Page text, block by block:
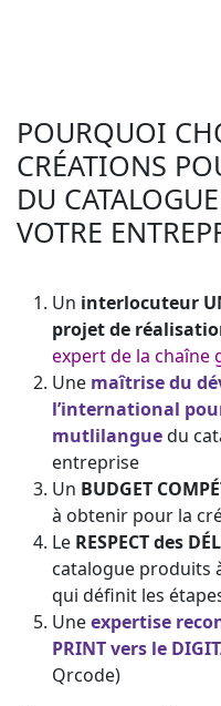
POURQUOI
CRÉATIONS
DU
VOTRE
Un interlocuteur
projet de
expert de la chaîne
Une maîtrise du
l’international
mutlilanguedu
entreprise
Un BUDGET
à obtenir pour la
Le RESPECT des
catalogue produits
qui définit les
Uneexpertise
PRINT vers le
Qrcode)